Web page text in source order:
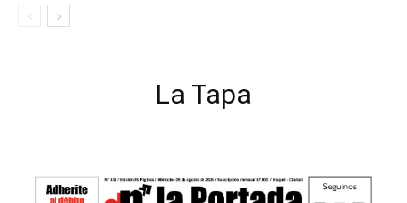
La Tapa